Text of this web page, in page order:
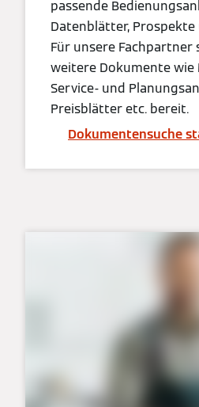
passende
Datenblätter,
Für unsere
weitere Dokumente wie
Service- und
Preisblätter etc. bereit.
Dokumentensuche